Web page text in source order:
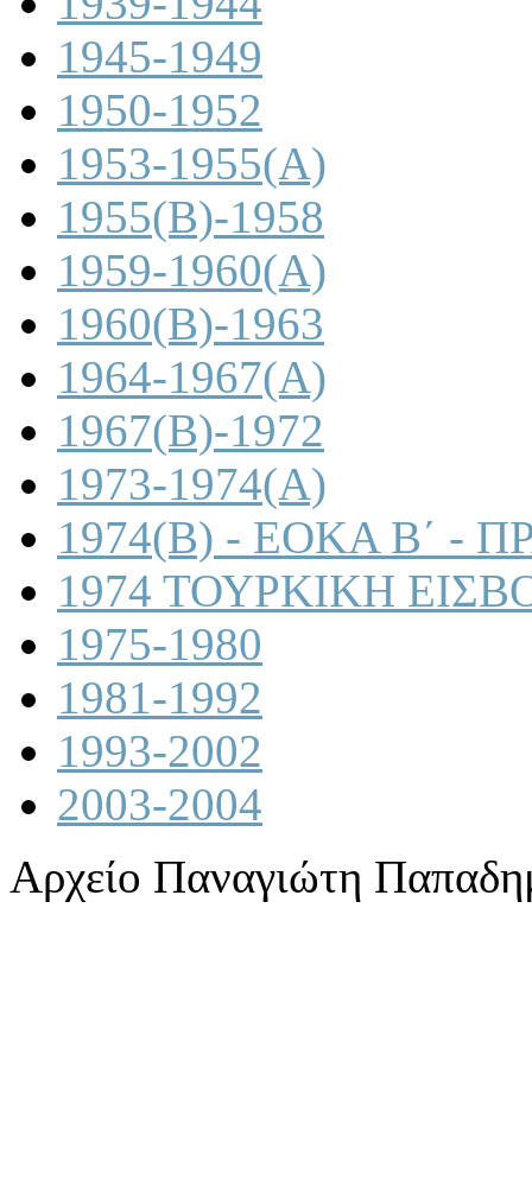
1945-1949
1950-1952
1953-1955(A)
1955(B)-1958
1959-1960(A)
1960(B)-1963
1964-1967(A)
1967(B)-1972
1973-1974(A)
1974(B) - ΕΟΚΑ Β΄ -
1974 ΤΟΥΡΚΙΚΗ
1975-1980
1981-1992
1993-2002
2003-2004
Αρχείο Παναγιώτη